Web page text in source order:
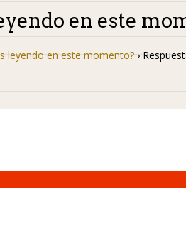
en este
en este momento? ›